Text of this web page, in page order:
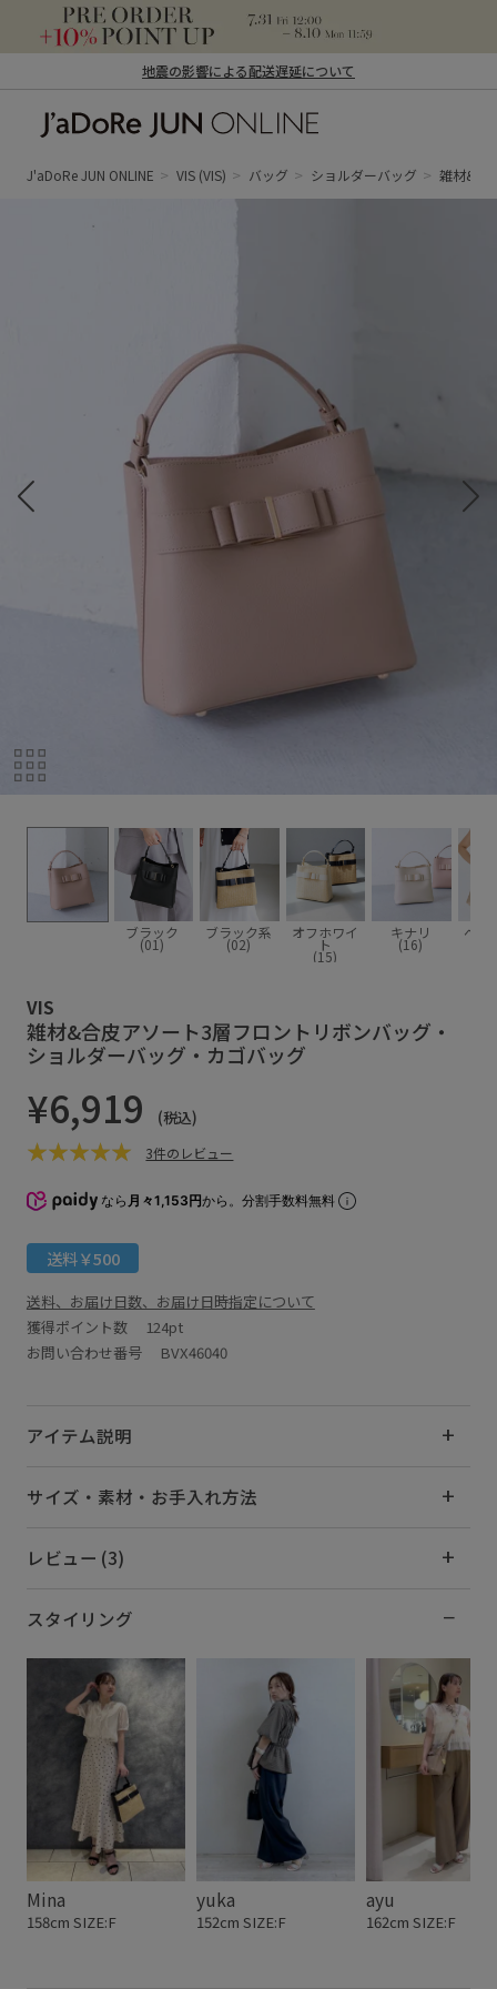
地震の影響による配送遅延について
ン オンライン）
J'aDoRe JUN ONLINE VIS (VIS) バッグ ショルダーバッグ 雑材&合
ブラック
(01)
ブラック系
(02)
オフホワイ
ト
(15)
キナリ
(16)
ベー
VIS
雑材&合皮アソート3層フロントリボンバッグ・
ショルダーバッグ・カゴバッグ
¥6,919 (税込)
3件のレビュー
なら 月々1,153円から。分割手数料無料
送料￥500
送料、お届け日数、お届け日時指定について
獲得ポイント数 124pt
お問い合わせ番号 BVX46040
アイテム説明
サイズ・素材・お手入れ方法
レビュー (3)
スタイリング
Mina
158cm SIZE:F
yuka
152cm SIZE:F
ayu
162cm SIZE:F